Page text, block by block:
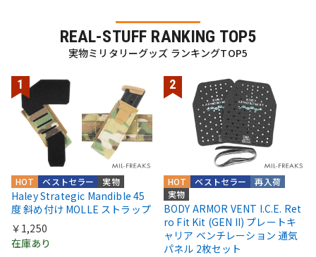
REAL-STUFF RANKING TOP5
実物ミリタリーグッズ ランキングTOP5
実物
ベストセラー
HOT
Haley Strategic Mandible 45
度 斜め付け MOLLE ストラップ
￥1,250
在庫あり
実物
再入荷
ベストセラー
HOT
BODY ARMOR VENT I.C.E. Ret
ro Fit Kit (GEN II) プレートキ
ャリア ベンチレーション 通気
パネル 2枚セット